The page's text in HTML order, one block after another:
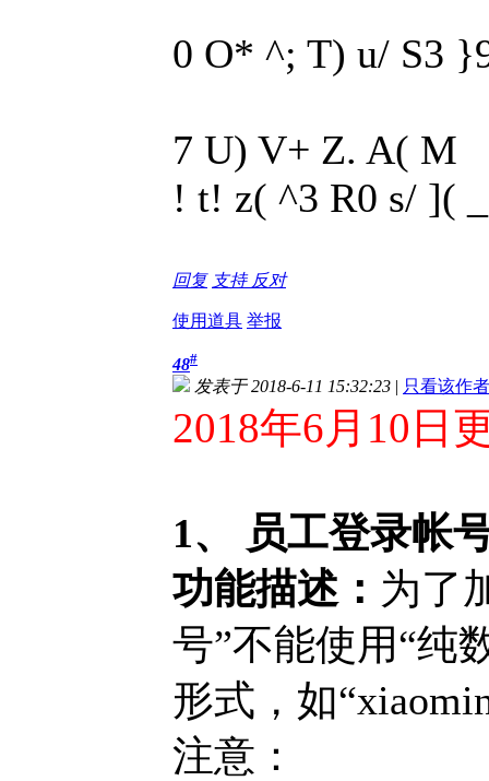
0 O* ^; T) u/ S3
7 U) V+ Z. A( M
! t! z( ^3 R0 s/ ]( _
回复 支持 反对
使用道具 举报
48#
发表于 2018-6-11 15:32:23 | 只看该作者
2018年6月10日
1、 员工登录帐
功能描述： 为了
号”不能使用“纯
形式，如
注意：